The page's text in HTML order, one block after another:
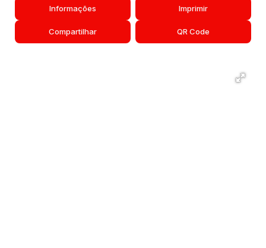
Informações Imprimir
Compartilhar QR Code